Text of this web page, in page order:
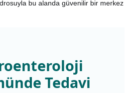
bu alanda güvenilir bir merkez
Tedavi